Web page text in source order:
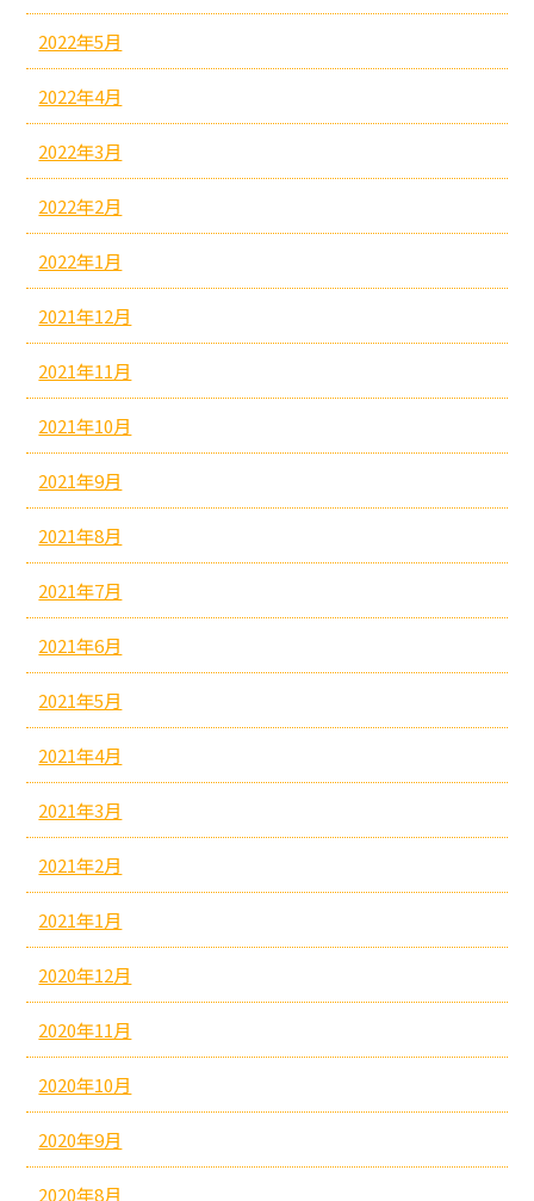
2022年5月
2022年4月
2022年3月
2022年2月
2022年1月
2021年12月
2021年11月
2021年10月
2021年9月
2021年8月
2021年7月
2021年6月
2021年5月
2021年4月
2021年3月
2021年2月
2021年1月
2020年12月
2020年11月
2020年10月
2020年9月
2020年8月